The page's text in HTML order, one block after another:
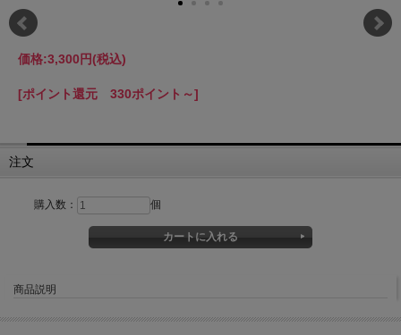
価格:3,300円(税込)
[ポイント還元 330ポイント～]
注文
購入数： 個
商品説明